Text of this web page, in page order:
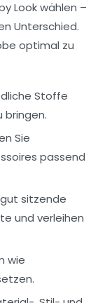
Look wählen –
Unterschied.
optimal zu
Stoffe
bringen.
Sie
passend
sitzende
und verleihen
wie